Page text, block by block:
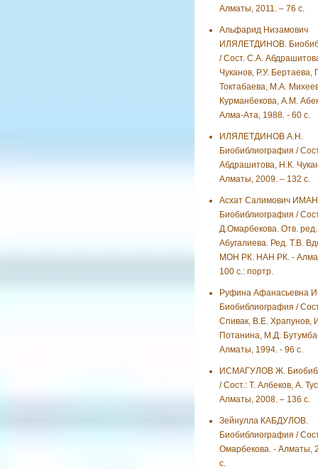
Алматы, 2011. – 76 с.
Альфарид Низамович
ИЛЯЛЕТДИНОВ.
/ Сост. С.А.
Чуканов, Р.У. Бертаева,
Токтабаева, М.А.
Курманбекова, А.М.
Алма-Ата, 1988. - 60 с.
ИЛЯЛЕТДИНОВ А.Н.
Биобиблиография /
Абдрашитова, Н.К.
Алматы, 2009. – 132 с.
Асхат Салимович
Биобиблиография /
Д.Омарбекова. Отв.
Абугалиева. Ред. Т.В.
МОН РК. НАН РК. -
100 с.: портр.
Руфина Афанасьевна
Биобиблиография /
Спивак, В.Е. Храпунов,
Потанина, М.Д.
Алматы, 1994. - 96 с.
ИСМАГУЛОВ Ж.
/ Сост.: Т. Албеков, А.
Алматы, 2008. – 136 с.
Зейнулла КАБДУЛОВ.
Биобиблиография /
Омарбекова. - Алматы,
с.